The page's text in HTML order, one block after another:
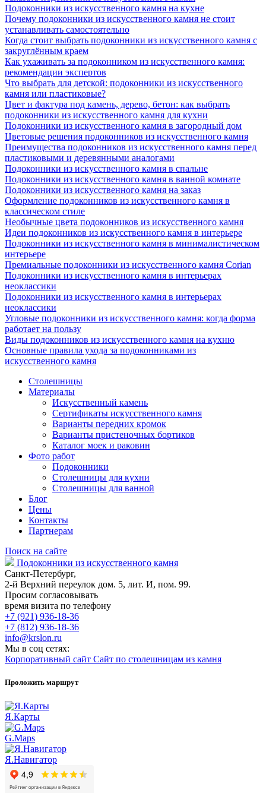
Подоконники из искусственного камня на кухне
Почему подоконники из искусственного камня не стоит
устанавливать самостоятельно
Когда стоит выбрать подоконники из искусственного камня с
закруглённым краем
Как ухаживать за подоконником из искусственного камня:
рекомендации экспертов
Что выбрать для детской: подоконники из искусственного
камня или пластиковые?
Цвет и фактура под камень, дерево, бетон: как выбрать
подоконники из искусственного камня для кухни
Подоконники из искусственного камня в загородный дом
Цветовые решения подоконников из искусственного камня
Преимущества подоконников из искусственного камня перед
пластиковыми и деревянными аналогами
Подоконники из искусственного камня в спальне
Подоконники из искусственного камня в ванной комнате
Подоконники из искусственного камня на заказ
Оформление подоконников из искусственного камня в
классическом стиле
Необычные цвета подоконников из искусственного камня
Идеи подоконников из искусственного камня в интерьере
Подоконники из искусственного камня в минималистическом
интерьере
Премиальные подоконники из искусственного камня Corian
Подоконники из искусственного камня в интерьерах
неоклассики
Подоконники из искусственного камня в интерьерах
неоклассики
Угловые подоконники из искусственного камня: когда форма
работает на пользу
Виды подоконников из искусственного камня на кухню
Основные правила ухода за подоконниками из
искусственного камня
Столешницы
Материалы
Искусственный камень
Сертификаты искусственного камня
Варианты передних кромок
Варианты пристеночных бортиков
Каталог моек и раковин
Фото работ
Подоконники
Столешницы для кухни
Столешницы для ванной
Блог
Цены
Контакты
Партнерам
Поиск на сайте
Подоконники из искусственного камня
Санкт-Петербург,
2-й Верхний переулок дом. 5, лит. И, пом. 99.
Просим согласовывать
время визита по телефону
+7 (921) 936-18-36
+7 (812) 936-18-36
info@krslon.ru
Мы в соц сетях:
Корпоративный сайт Сайт по столешницам из камня
Проложить маршрут
Я.Карты
G.Maps
Я.Навигатор